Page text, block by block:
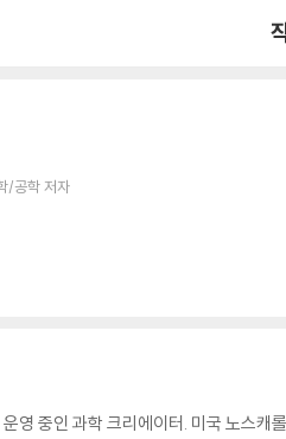
/공학 저자
운영 중인 과학 크리에이터. 미국 노스